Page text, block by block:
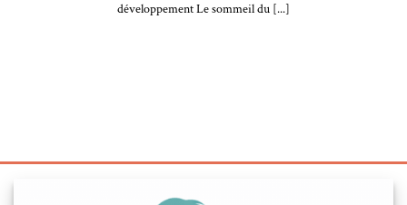
développement Le sommeil du [...]